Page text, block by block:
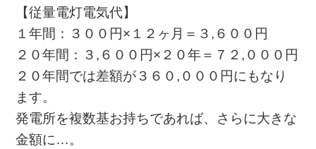
【従量電灯電気代】
１年間：３００円×１２ヶ月＝３,６００円
２０年間：３,６００円×２０年＝７２,０００円
２０年間では差額が３６０,０００円にもなり
ます。
発電所を複数基お持ちであれば、さらに大きな
金額に…。